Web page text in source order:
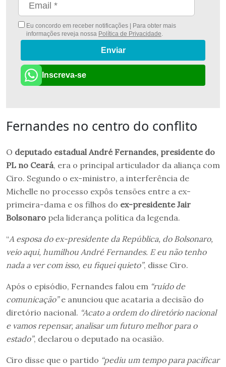
Eu concordo em receber notificações | Para obter mais
informações reveja nossa Política de Privacidade.
Enviar
Inscreva-se
Fernandes no centro do conflito
O deputado estadual André Fernandes, presidente do
PL no Ceará, era o principal articulador da aliança com
Ciro. Segundo o ex-ministro, a interferência de
Michelle no processo expôs tensões entre a ex-
primeira-dama e os filhos do ex-presidente Jair
Bolsonaro pela liderança política da legenda.
“A esposa do ex-presidente da República, do Bolsonaro,
veio aqui, humilhou André Fernandes. E eu não tenho
nada a ver com isso, eu fiquei quieto”, disse Ciro.
Após o episódio, Fernandes falou em “ruído de
comunicação”e anunciou que acataria a decisão do
diretório nacional. “Acato a ordem do diretório nacional
e vamos repensar, analisar um futuro melhor para o
estado”, declarou o deputado na ocasião.
Ciro disse que o partido “pediu um tempo para pacificar